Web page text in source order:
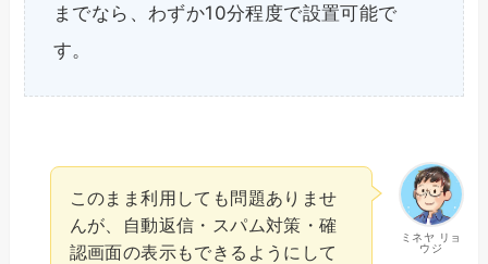
までなら、わずか10分程度で設置可能で
す。
ミネヤ リョ
ウジ
このまま利用しても問題ありませ
んが、自動返信・スパム対策・確
認画面の表示もできるようにして